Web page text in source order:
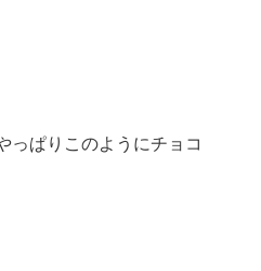
っぱりこのようにチョコ